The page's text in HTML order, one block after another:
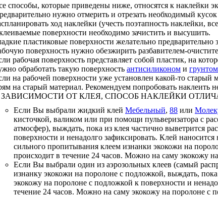
способы, которые приведены ниже, относятся к наклейки
нужно отмерить и отрезать необходимый
ход наклейки (учесть поэтапность наклейки,
поверхности необходимо зачистить и высушить.
пластиковые поверхности желательно
поверхность нужно обезжирить разбавителем-
рабочая поверхность представляет собой пластик, на
обработать такую поверхность антисиликоном и
на рабочей поверхности уже установлен какой-то
на старый материал. Рекомендуем попробовать наклеить
ЗАВИСИМОСТИ ОТ КЛЕЯ, СПОСОБ НАКЛЕЙКИ
Если Вы выбрали жидкий клей Мебельный, 88 или
кисточкой, валиком или при помощи пульверизатора с
атмосфер), выждать, пока из клея частично выветрится
поверхности и ненадолго зафиксировать. Клей
сильного пропитывания клеем изнанки экокожи на
происходит в течение 24 часов. Можно на саму экокожу
Если Вы выбрали один из аэрозольных клеев (самый
изнанку экокожи на поролоне с подложкой, выждать,
экокожу на поролоне с подложкой к поверхности и
течение 24 часов. Можно на саму экокожу на поролоне с